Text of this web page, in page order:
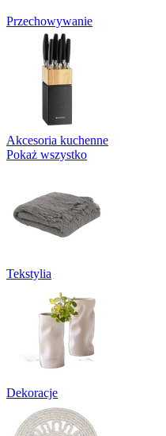
Przechowywanie
Akcesoria kuchenne
Pokaż wszystko
Tekstylia
Dekoracje